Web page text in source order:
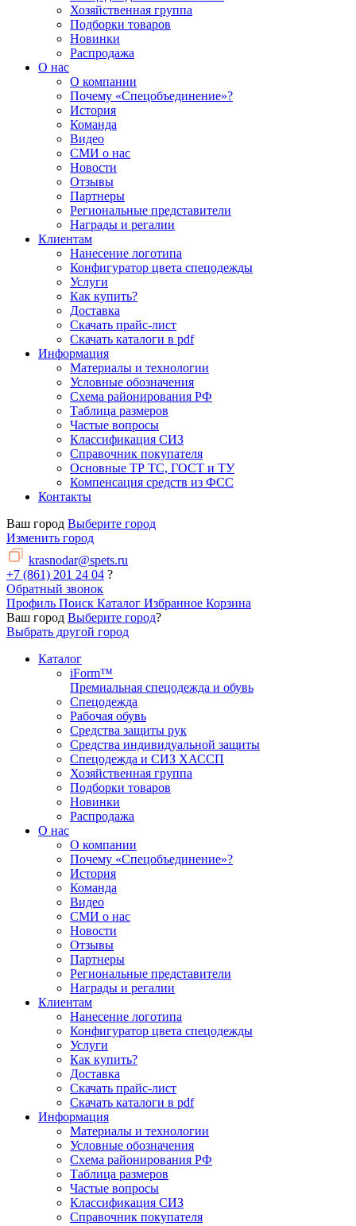
Хозяйственная группа
Подборки товаров
Новинки
Распродажа
О нас
О компании
Почему «Спецобъединение»?
История
Команда
Видео
СМИ о нас
Новости
Отзывы
Партнеры
Региональные представители
Награды и регалии
Клиентам
Нанесение логотипа
Конфигуратор цвета спецодежды
Услуги
Как купить?
Доставка
Скачать прайс-лист
Скачать каталоги в pdf
Информация
Материалы и технологии
Условные обозначения
Схема районирования РФ
Таблица размеров
Частые вопросы
Классификация СИЗ
Справочник покупателя
Основные ТР ТС, ГОСТ и ТУ
Компенсация средств из ФСС
Контакты
Ваш город Выберите город
Изменить город
krasnodar@spets.ru
+7 (861) 201 24 04 ?
Обратный звонок
Профиль Поиск Каталог Избранное Корзина
Ваш город Выберите город?
Выбрать другой город
Каталог
iForm™
Премиальная спецодежда и обувь
Спецодежда
Рабочая обувь
Средства защиты рук
Средства индивидуальной защиты
Спецодежда и СИЗ ХАССП
Хозяйственная группа
Подборки товаров
Новинки
Распродажа
О нас
О компании
Почему «Спецобъединение»?
История
Команда
Видео
СМИ о нас
Новости
Отзывы
Партнеры
Региональные представители
Награды и регалии
Клиентам
Нанесение логотипа
Конфигуратор цвета спецодежды
Услуги
Как купить?
Доставка
Скачать прайс-лист
Скачать каталоги в pdf
Информация
Материалы и технологии
Условные обозначения
Схема районирования РФ
Таблица размеров
Частые вопросы
Классификация СИЗ
Справочник покупателя